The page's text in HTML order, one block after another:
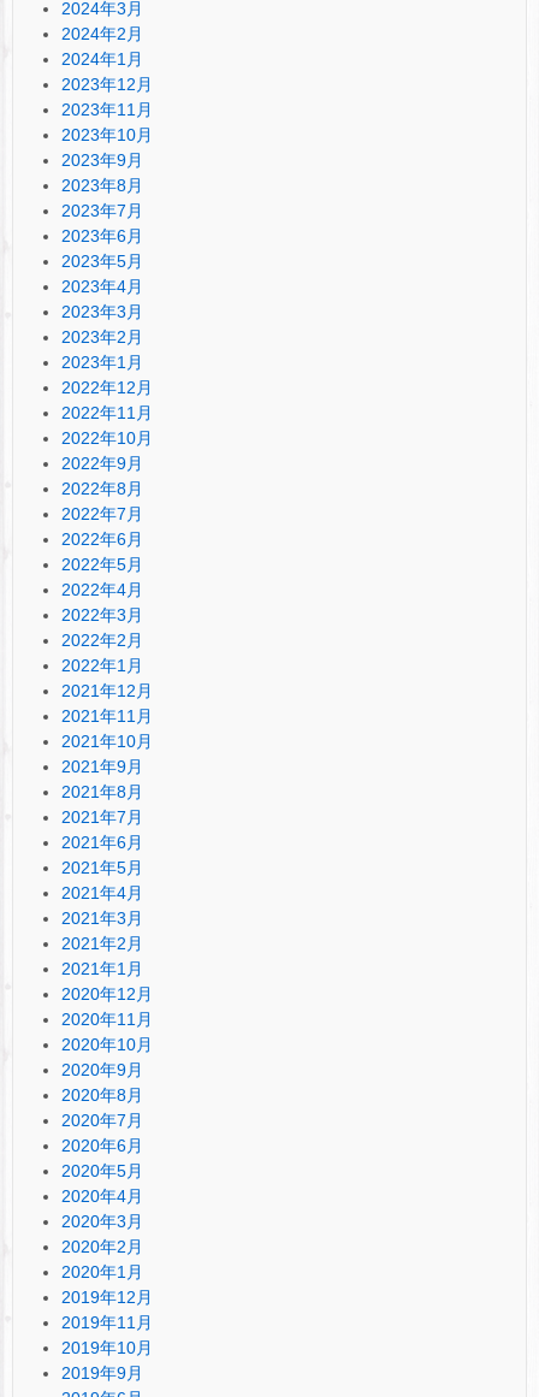
2024年3月
2024年2月
2024年1月
2023年12月
2023年11月
2023年10月
2023年9月
2023年8月
2023年7月
2023年6月
2023年5月
2023年4月
2023年3月
2023年2月
2023年1月
2022年12月
2022年11月
2022年10月
2022年9月
2022年8月
2022年7月
2022年6月
2022年5月
2022年4月
2022年3月
2022年2月
2022年1月
2021年12月
2021年11月
2021年10月
2021年9月
2021年8月
2021年7月
2021年6月
2021年5月
2021年4月
2021年3月
2021年2月
2021年1月
2020年12月
2020年11月
2020年10月
2020年9月
2020年8月
2020年7月
2020年6月
2020年5月
2020年4月
2020年3月
2020年2月
2020年1月
2019年12月
2019年11月
2019年10月
2019年9月